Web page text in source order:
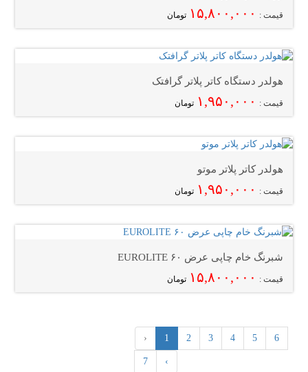
قیمت : ۱۵,۸۰۰,۰۰۰ تومان
هولدر دستگاه کاتر پلاتر گرافتک
قیمت : ۱,۹۵۰,۰۰۰ تومان
هولدر کاتر پلاتر موتو
قیمت : ۱,۹۵۰,۰۰۰ تومان
شبرنگ خام چاپی عرض ۶۰ EUROLITE
قیمت : ۱۵,۸۰۰,۰۰۰ تومان
‹ 1 2 3 4 5 6
7 ›